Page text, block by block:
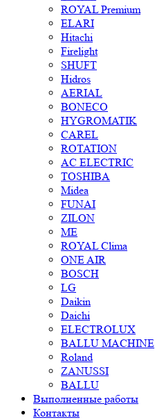
ROYAL Premium
ELARI
Hitachi
Firelight
SHUFT
Hidros
AERIAL
BONECO
HYGROMATIK
CAREL
ROTATION
AC ELECTRIC
TOSHIBA
Midea
FUNAI
ZILON
ME
ROYAL Clima
ONE AIR
BOSCH
LG
Daikin
Daichi
ELECTROLUX
BALLU MACHINE
Roland
ZANUSSI
BALLU
Выполненные работы
Контакты